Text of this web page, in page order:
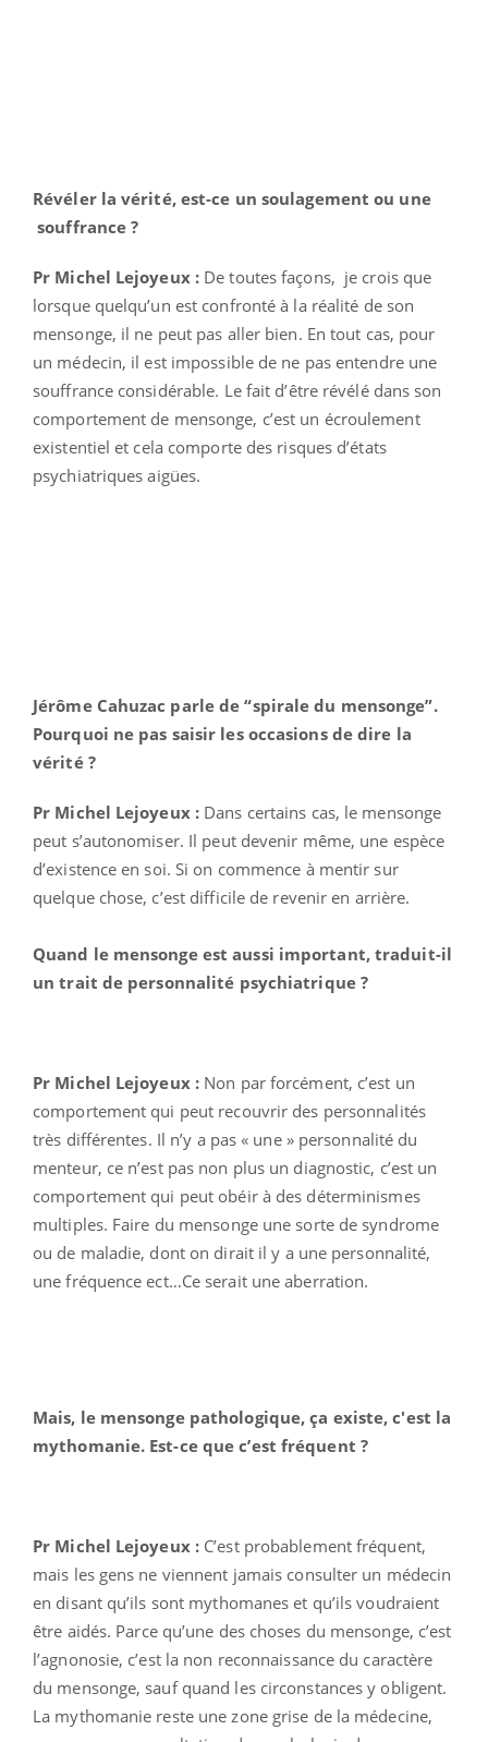
Révéler la vérité, est-ce un soulagement ou une
souffrance ?
Pr Michel Lejoyeux : De toutes façons, je crois que
lorsque quelqu’un est confronté à la réalité de son
mensonge, il ne peut pas aller bien. En tout cas, pour
un médecin, il est impossible de ne pas entendre une
souffrance considérable. Le fait d’être révélé dans son
comportement de mensonge, c’est un écroulement
existentiel et cela comporte des risques d’états
psychiatriques aigües.
Jérôme Cahuzac parle de “spirale du mensonge”.
Pourquoi ne pas saisir les occasions de dire la
vérité ?
Pr Michel Lejoyeux : Dans certains cas, le mensonge
peut s’autonomiser. Il peut devenir même, une espèce
d’existence en soi. Si on commence à mentir sur
quelque chose, c’est difficile de revenir en arrière.
Quand le mensonge est aussi important, traduit-il
un trait de personnalité psychiatrique ?
Pr Michel Lejoyeux : Non par forcément, c’est un
comportement qui peut recouvrir des personnalités
très différentes. Il n’y a pas « une » personnalité du
menteur, ce n’est pas non plus un diagnostic, c’est un
comportement qui peut obéir à des déterminismes
multiples. Faire du mensonge une sorte de syndrome
ou de maladie, dont on dirait il y a une personnalité,
une fréquence ect…Ce serait une aberration.
Mais, le mensonge pathologique, ça existe, c'est la
mythomanie. Est-ce que c’est fréquent ?
Pr Michel Lejoyeux : C’est probablement fréquent,
mais les gens ne viennent jamais consulter un médecin
en disant qu’ils sont mythomanes et qu’ils voudraient
être aidés. Parce qu’une des choses du mensonge, c’est
l’agnonosie, c’est la non reconnaissance du caractère
du mensonge, sauf quand les circonstances y obligent.
La mythomanie reste une zone grise de la médecine,